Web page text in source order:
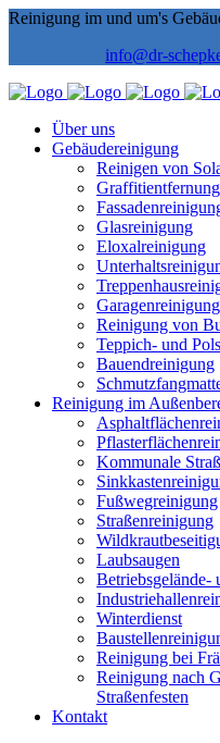
Reinigung im und um's
info@dr-
Über uns
Gebäudereinigung
Reinigen von
Graffitientfernung
Glasreinigung
Eloxalreinigung
Garagenreinigung
Reinigung von
Teppich- und
Bauendreinigung
Reinigung im
Kommunale
Fußwegreinigung
Straßenreinigung
Laubsaugen
Betriebsgelände-
Winterdienst
Reinigung bei
Reinigung nach
Straßenfesten
Kontakt